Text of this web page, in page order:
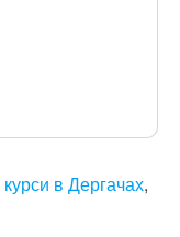
курси в Дергачах,